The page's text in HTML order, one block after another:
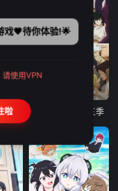
致不灭的你 第三季
戏💗待你体验!🌟
请使用VPN
啦